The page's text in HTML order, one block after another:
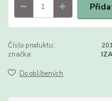
Číslo produktu:
značka:
Do oblíbených